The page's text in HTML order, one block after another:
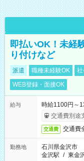
即払いOK！未経
り付けなど
派遣 職種未経験OK
WEB登録・面接OK
給与
時給1100円～
交通費別途
交通費 交通費
勤務地
石川県金沢市
金沢駅 / 東金